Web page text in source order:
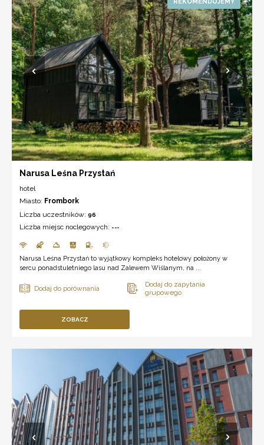
Narusa Leśna Przystań
hotel
Miasto: Frombork
Liczba uczestników: 96
Liczba miejsc noclegowych: ---
Narusa Leśna Przystań to wyjątkowy kompleks hotelowy położony w
sercu ponadstuletniego lasu nad Zalewem Wiślanym, na ...
ZOBACZ